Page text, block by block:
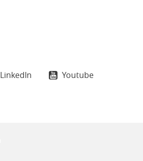
LinkedIn
Youtube